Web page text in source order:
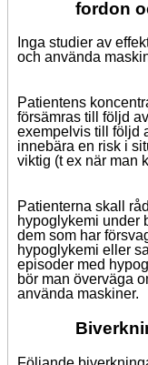
fordon
Inga studier av
och använda
Patientens
försämras till följd
exempelvis till följd
innebära en risk i
viktig (t ex när man
Patienterna skall
hypoglykemi under
dem som har
hypoglykemi eller
episoder med
bör man överväga
använda maskiner.